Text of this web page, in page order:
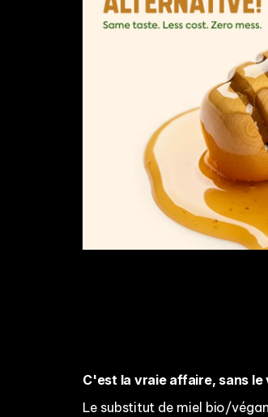
C'est la vraie affaire, sans le
Le substitut de miel bio/